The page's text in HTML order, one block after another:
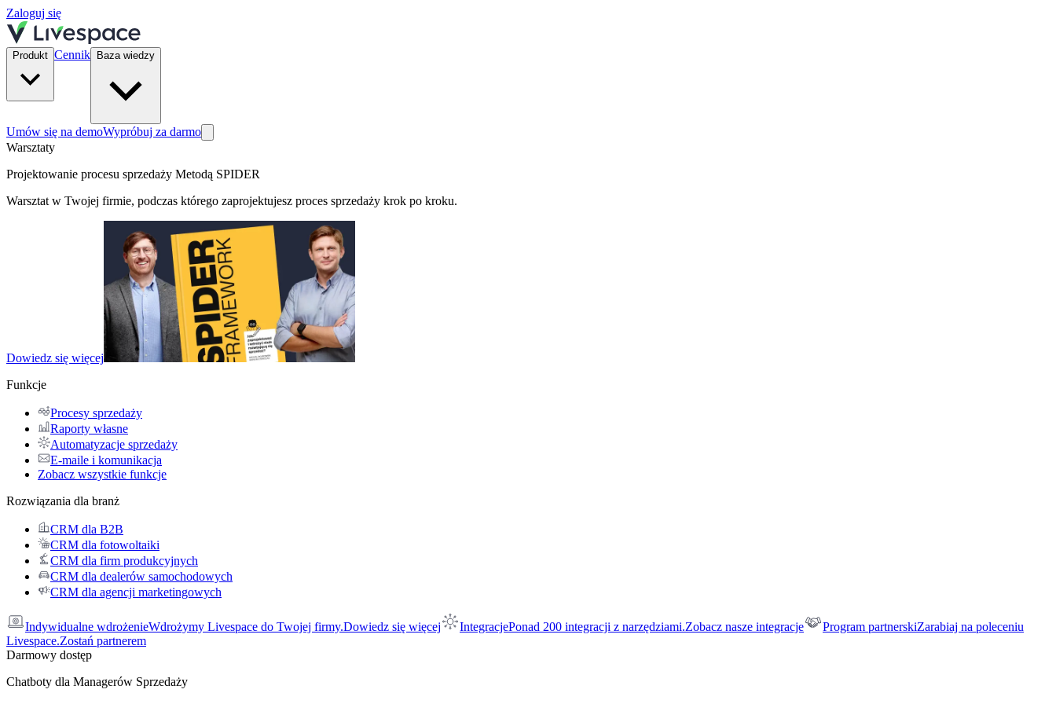
Zaloguj się
Produkt Cennik Baza wiedzy
Umów się na demoWypróbuj za darmo
Warsztaty
Projektowanie procesu sprzedaży Metodą SPIDER
Warsztat w Twojej firmie, podczas którego zaprojektujesz proces sprzedaży krok po kroku.
Dowiedz się więcej
Funkcje
Procesy sprzedaży
Raporty własne
Automatyzacje sprzedaży
E-maile i komunikacja
Zobacz wszystkie funkcje
Rozwiązania dla branż
CRM dla B2B
CRM dla fotowoltaiki
CRM dla firm produkcyjnych
CRM dla dealerów samochodowych
CRM dla agencji marketingowych
Indywidualne wdrożenieWdrożymy Livespace do Twojej firmy.Dowiedz się więcej IntegracjePonad 200 integracji z narzędziami.Zobacz nasze integracje Program partnerskiZarabiaj na poleceniu
Livespace.Zostań partnerem
Darmowy dostęp
Chatboty dla Managerów Sprzedaży